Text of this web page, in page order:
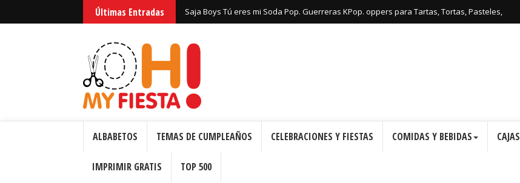
Últimas Entradas
Saja Boys Tú eres mi Soda Pop. Guerreras KPop. oppers para Tartas, Tortas, Pasteles,
Bizcochos o Cakes para Imprimir Gratis.
ALBABETOS TEMAS DE CUMPLEAÑOS CELEBRACIONES Y FIESTAS COMIDAS Y BEBIDAS CAJAS
IMPRIMIR GRATIS TOP 500